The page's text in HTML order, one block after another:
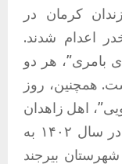
در زندان کرمان در
اعدام شدند.
بامری”، هر دو
همچنین، روز
اهل زاهدان
در زندان بیرجند اعدام شد. وی نیز در سال ۱۴۰۲ به
بیرجند